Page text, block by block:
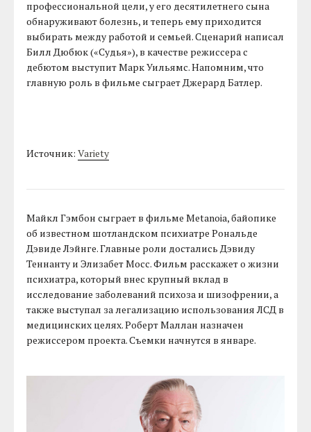
профессиональной цели, у его десятилетнего сына
обнаруживают болезнь, и теперь ему приходится
выбирать между работой и семьей. Сценарий написал
Билл Дюбюк («Судья»), в качестве режиссера с
дебютом выступит Марк Уильямс. Напомним, что
главную роль в фильме сыграет Джерард Батлер.
Источник:Variety
Майкл Гэмбон сыграет в фильме Metanoia, байопике
об известном шотландском психиатре Рональде
Дэвиде Лэйнге. Главные роли достались Дэвиду
Теннанту и Элизабет Мосс. Фильм расскажет о жизни
психиатра, который внес крупный вклад в
исследование заболеваний психоза и шизофрении, а
также выступал за легализацию использования ЛСД в
медицинских целях. Роберт Маллан назначен
режиссером проекта. Съемки начнутся в январе.